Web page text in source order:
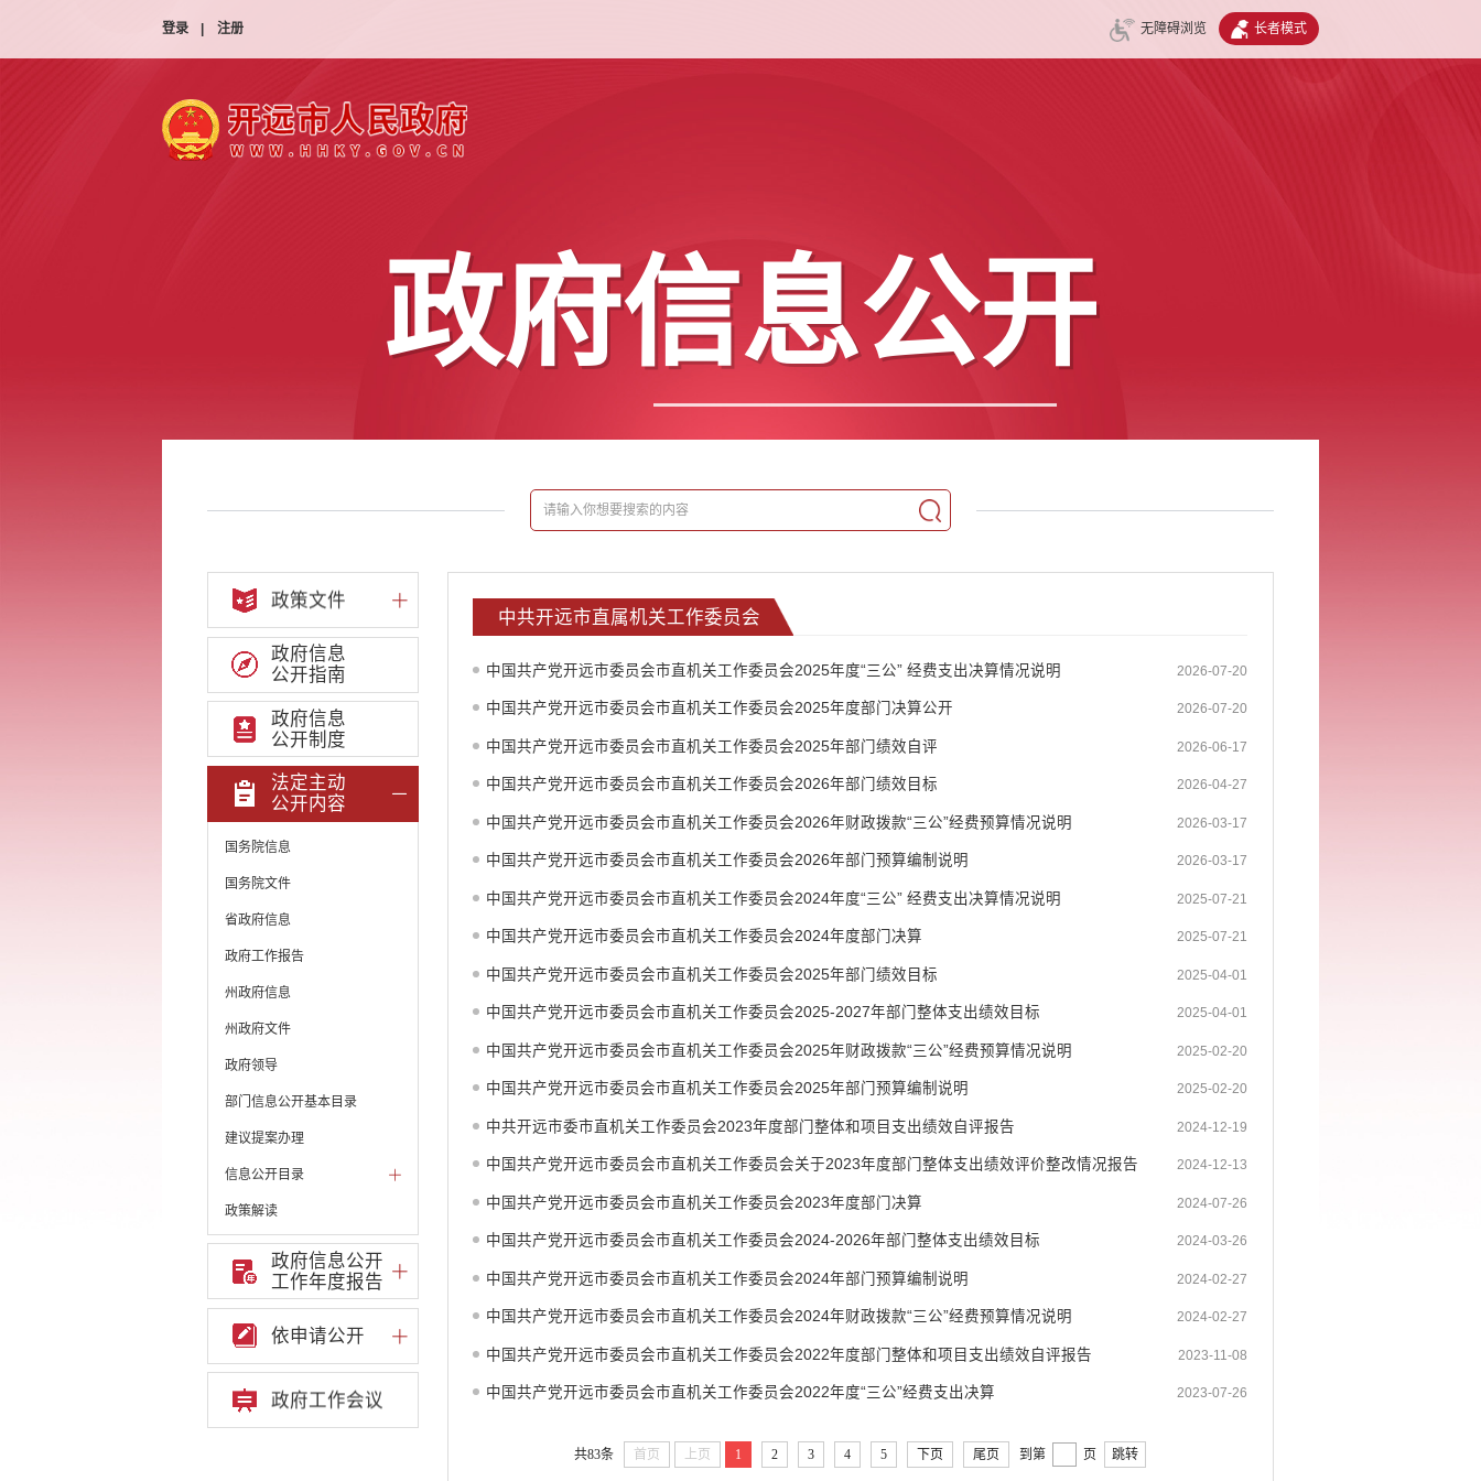
登录 注册 无障碍浏览 长者模式
政府信息公开
政策文件
政府信息
公开指南
政府信息
公开制度
法定主动
公开内容
国务院信息
国务院文件
省政府信息
政府工作报告
州政府信息
州政府文件
政府领导
部门信息公开基本目录
建议提案办理
信息公开目录
政策解读
机构职能和权责清单
自然资源政务公开
重点领域信息公开
部门单位专栏
中共开远市委办公室
政府信息公开
工作年度报告
依申请公开
政府工作会议
中共开远市直属机关工作委员会
中国共产党开远市委员会市直机关工作委员会2025年度“三公” 经费支出决算情况说明 2026-07-20
中国共产党开远市委员会市直机关工作委员会2025年度部门决算公开 2026-07-20
中国共产党开远市委员会市直机关工作委员会2025年部门绩效自评 2026-06-17
中国共产党开远市委员会市直机关工作委员会2026年部门绩效目标 2026-04-27
中国共产党开远市委员会市直机关工作委员会2026年财政拨款“三公”经费预算情况说明 2026-03-17
中国共产党开远市委员会市直机关工作委员会2026年部门预算编制说明 2026-03-17
中国共产党开远市委员会市直机关工作委员会2024年度“三公” 经费支出决算情况说明 2025-07-21
中国共产党开远市委员会市直机关工作委员会2024年度部门决算 2025-07-21
中国共产党开远市委员会市直机关工作委员会2025年部门绩效目标 2025-04-01
中国共产党开远市委员会市直机关工作委员会2025-2027年部门整体支出绩效目标 2025-04-01
中国共产党开远市委员会市直机关工作委员会2025年财政拨款“三公”经费预算情况说明 2025-02-20
中国共产党开远市委员会市直机关工作委员会2025年部门预算编制说明 2025-02-20
中共开远市委市直机关工作委员会2023年度部门整体和项目支出绩效自评报告 2024-12-19
中国共产党开远市委员会市直机关工作委员会关于2023年度部门整体支出绩效评价整改情况报告 2024-12-13
中国共产党开远市委员会市直机关工作委员会2023年度部门决算 2024-07-26
中国共产党开远市委员会市直机关工作委员会2024-2026年部门整体支出绩效目标 2024-03-26
中国共产党开远市委员会市直机关工作委员会2024年部门预算编制说明 2024-02-27
中国共产党开远市委员会市直机关工作委员会2024年财政拨款“三公”经费预算情况说明 2024-02-27
中国共产党开远市委员会市直机关工作委员会2022年度部门整体和项目支出绩效自评报告 2023-11-08
中国共产党开远市委员会市直机关工作委员会2022年度“三公”经费支出决算 2023-07-26
共83条 首页 上页 1 2 3 4 5 下页 尾页 到第 页 跳转